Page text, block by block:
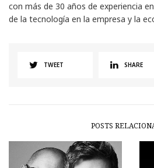
con más de 30 años de experiencia
de la tecnología en la empresa y la
TWEET SHARE
POSTS